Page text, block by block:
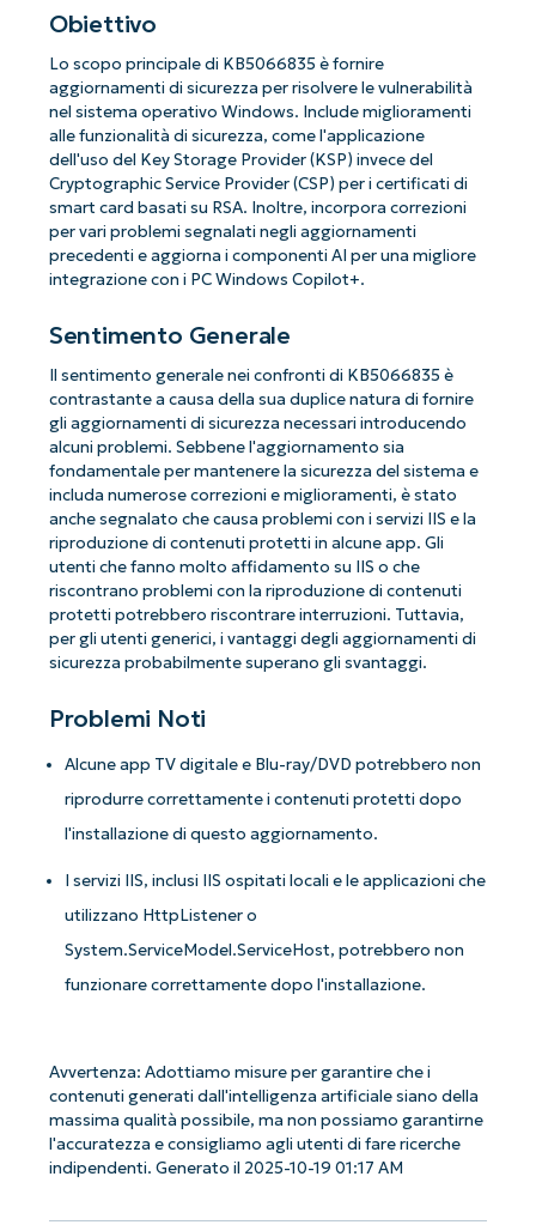
Obiettivo
Lo scopo principale di KB5066835 è fornire
aggiornamenti di sicurezza per risolvere le vulnerabilità
nel sistema operativo Windows. Include miglioramenti
alle funzionalità di sicurezza, come l'applicazione
dell'uso del Key Storage Provider (KSP) invece del
Cryptographic Service Provider (CSP) per i certificati di
smart card basati su RSA. Inoltre, incorpora correzioni
per vari problemi segnalati negli aggiornamenti
precedenti e aggiorna i componenti AI per una migliore
integrazione con i PC Windows Copilot+.
Sentimento Generale
Il sentimento generale nei confronti di KB5066835 è
contrastante a causa della sua duplice natura di fornire
gli aggiornamenti di sicurezza necessari introducendo
alcuni problemi. Sebbene l'aggiornamento sia
fondamentale per mantenere la sicurezza del sistema e
includa numerose correzioni e miglioramenti, è stato
anche segnalato che causa problemi con i servizi IIS e la
riproduzione di contenuti protetti in alcune app. Gli
utenti che fanno molto affidamento su IIS o che
riscontrano problemi con la riproduzione di contenuti
protetti potrebbero riscontrare interruzioni. Tuttavia,
per gli utenti generici, i vantaggi degli aggiornamenti di
sicurezza probabilmente superano gli svantaggi.
Problemi Noti
Alcune app TV digitale e Blu-ray/DVD potrebbero non
riprodurre correttamente i contenuti protetti dopo
l'installazione di questo aggiornamento.
I servizi IIS, inclusi IIS ospitati locali e le applicazioni che
utilizzano HttpListener o
System.ServiceModel.ServiceHost, potrebbero non
funzionare correttamente dopo l'installazione.
Avvertenza: Adottiamo misure per garantire che i
contenuti generati dall'intelligenza artificiale siano della
massima qualità possibile, ma non possiamo garantirne
l'accuratezza e consigliamo agli utenti di fare ricerche
indipendenti. Generato il 2025-10-19 01:17 AM